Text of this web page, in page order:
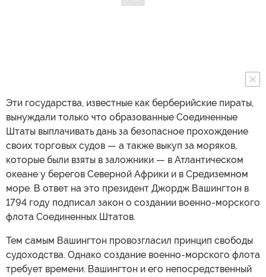
Эти государства, известные как берберийские пираты,
вынуждали только что образованные Соединенные
Штаты выплачивать дань за безопасное прохождение
своих торговых судов — а также выкуп за моряков,
которые были взяты в заложники — в Атлантическом
океане у берегов Северной Африки и в Средиземном
море. В ответ на это президент Джордж Вашингтон в
1794 году подписал закон о создании военно-морского
флота Соединенных Штатов.
Тем самым Вашингтон провозгласил принцип свободы
судоходства. Однако создание военно-морского флота
требует времени. Вашингтон и его непосредственный